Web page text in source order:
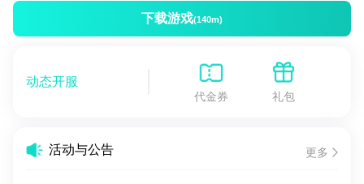
下载游戏(140m)
动态开服
代金券 礼包
活动与公告 更多